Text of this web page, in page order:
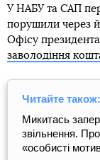
У НАБУ та САП
порушили через
Офісу
заволодіння
Читайте також:
Микитась
звільнення.
«особисті